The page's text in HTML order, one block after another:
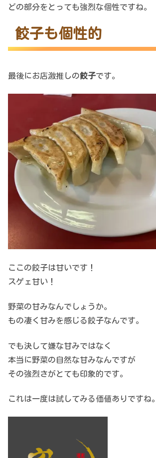
どの部分をとっても強烈な個性ですね。
餃子も個性的
最後にお店激推しの餃子です。
ここの餃子は甘いです！
スゲェ甘い！
野菜の甘みなんでしょうか。
もの凄く甘みを感じる餃子なんです。
でも決して嫌な甘みではなく
本当に野菜の自然な甘みなんですが
その強烈さがとても印象的です。
これは一度は試してみる価値ありですね。